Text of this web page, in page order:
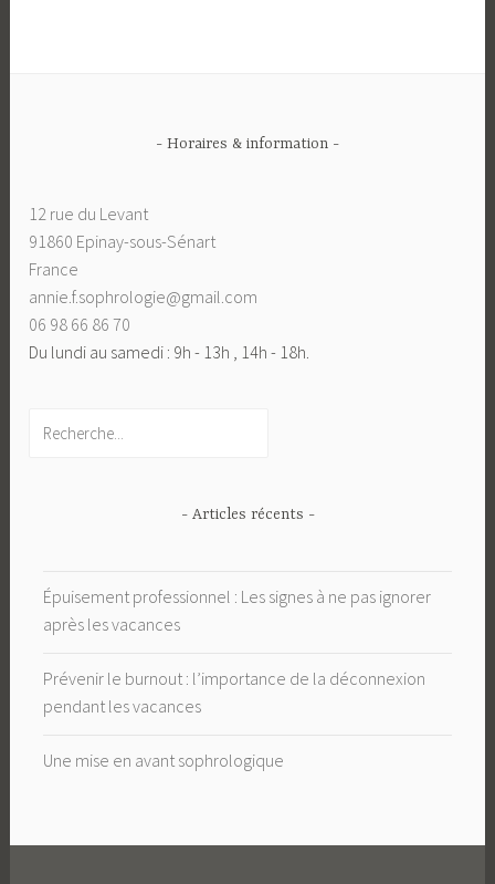
- Horaires & information -
12 rue du Levant
91860 Epinay-sous-Sénart
France
annie.f.sophrologie@gmail.com
06 98 66 86 70
Du lundi au samedi : 9h - 13h , 14h - 18h.
- Articles récents -
Épuisement professionnel : Les signes à ne pas ignorer
après les vacances
Prévenir le burnout : l’importance de la déconnexion
pendant les vacances
Une mise en avant sophrologique